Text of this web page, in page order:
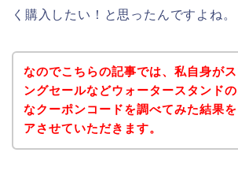
く購入したい！と思ったんですよね。
なのでこちらの記事では、私自身がス
ングセールなどウォータースタンド
なクーポンコードを調べてみた結果
アさせていただきます。